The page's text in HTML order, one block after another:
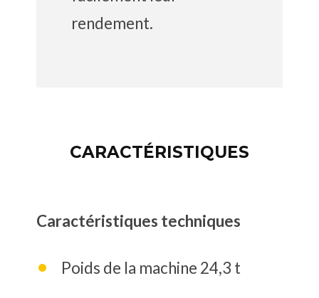
rendement.
CARACTÉRISTIQUES
Caractéristiques techniques
Poids de la machine 24,3 t